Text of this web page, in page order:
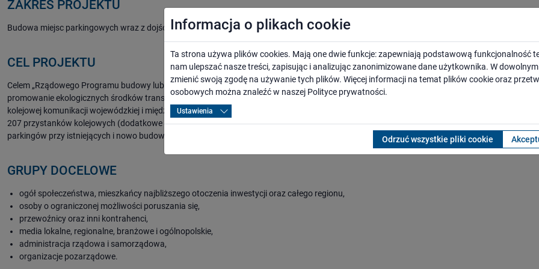
ZAKRES PROJEKTU
Budowa miejsc parkingowych wraz z dojściami przy stacji Gryfice na linii kolejowej nr 402
CEL PROJEKTU
Celem „Rządowego Programu budowy lub modernizacji przystanków kolejowych na lata 2021-2026” jest przeciwdziałanie wykluczeniu
promowanie ekologicznych środków transportu oraz wspieranie polskiej gospodarki. Zaplanowane zadania inwestycyjne umożliwią
kolejowej komunikacji wojewódzkiej i międzywojewódzkiej. W skali całego kraju w ramach Programu Przystankowego przewidziano budowę
207 przystanków kolejowych (dodatkowe 107 jest na liście rezerwowej). Na ten cel przeznaczono ponad 1 mld zł. Zaplanowano także
parkingów przy istniejących i nowo budowanych przystankach. Kwota przeznaczona na budowę parkingów to 74,31 mln zł.
GRUPY DOCELOWE
ogół społeczeństwa, mieszkańcy najbliższego otoczenia inwestycji oraz całego regionu,
osoby o ograniczonej możliwości poruszania się,
przewoźnicy oraz inni kontrahenci,
media lokalne, regionalne, branżowe i ogólnopolskie,
administracja rządowa i samorządowa,
organizacje pozarządowe.
Informacja o plikach cookie
Ta strona używa plików cookies. Mają one dwie funkcje: zapewniają podstawową funkcjonalność
nam ulepszać nasze treści, zapisując i analizując zanonimizowane dane użytkownika. W
zmienić swoją zgodę na używanie tych plików. Więcej informacji na temat plików cookie oraz
osobowych można znaleźć w naszej Polityce prywatności.
Ustawienia
Odrzuć wszystkie pliki cookie